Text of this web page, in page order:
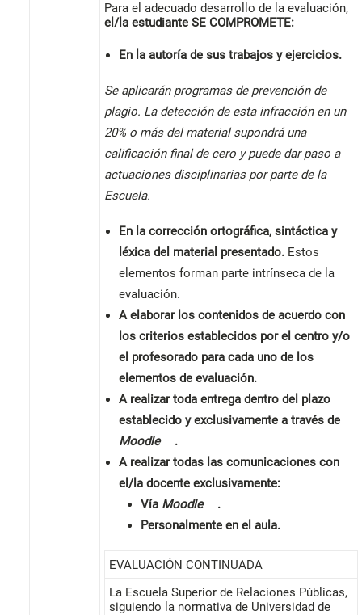
Para el adecuado desarrollo de la evaluación,
el/la estudiante SE COMPROMETE:
En la autoría de sus trabajos y ejercicios.
Se aplicarán programas de prevención de
plagio. La detección de esta infracción en un
20% o más del material supondrá una
calificación final de cero y puede dar paso a
actuaciones disciplinarias por parte de la
Escuela.
En la corrección ortográfica, sintáctica y
léxica del material presentado. Estos
elementos forman parte intrínseca de la
evaluación.
A elaborar los contenidos de acuerdo con
los criterios establecidos por el centro y/o
el profesorado para cada uno de los
elementos de evaluación.
A realizar toda entrega dentro del plazo
establecido y exclusivamente a través de
Moodle
.
A realizar todas las comunicaciones con
el/la docente exclusivamente:
Vía Moodle
.
Personalmente en el aula.
EVALUACIÓN CONTINUADA
La Escuela Superior de Relaciones Públicas,
siguiendo la normativa de Universidad de